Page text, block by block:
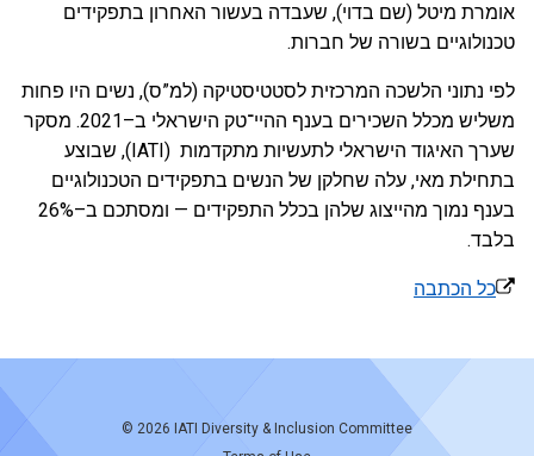
אומרת מיטל (שם בדוי), שעבדה בעשור האחרון בתפקידים
טכנולוגיים בשורה של חברות.
לפי נתוני הלשכה המרכזית לסטטיסטיקה (למ”ס), נשים היו פחות
משליש מכלל השכירים בענף ההיי־טק הישראלי ב–2021. מסקר
שערך האיגוד הישראלי לתעשיות מתקדמות (IATI), שבוצע
בתחילת מאי, עלה שחלקן של הנשים בתפקידים הטכנולוגיים
בענף נמוך מהייצוג שלהן בכלל התפקידים — ומסתכם ב–26%
בלבד.
כל הכתבה
© 2026 IATI Diversity & Inclusion Committee